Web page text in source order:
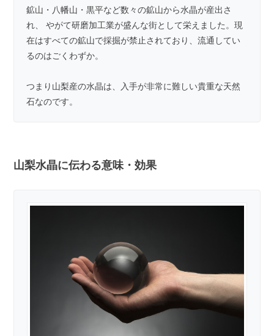
鉱山・八幡山・黒平など数々の鉱山から水晶が産出さ
れ、 やがて研磨加工業が盛んな街として栄えました。現
在はすべての鉱山で採掘が禁止されており、流通してい
るのはごくわずか。
つまり山梨産の水晶は、入手が非常に難しい貴重な天然
石なのです。
山梨水晶に伝わる意味・効果